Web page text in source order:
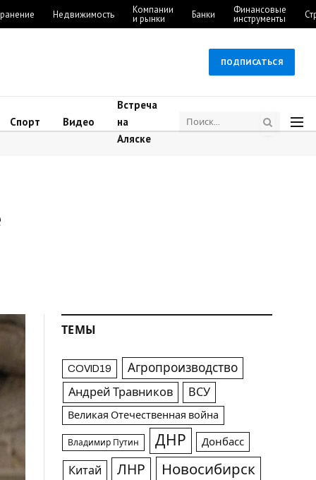
Недвижимость Компании
и рынки Банки Финансовые
инструменты
ПОДПИСАТЬСЯ
Спорт Видео
Встреча
на
Аляске
ТЕМЫ
COVID19 Агропроизводство
Андрей Травников ВСУ
Великая Отечественная война
Владимир Путин ДНР Донбасс
Китай ЛНР Новосибирск